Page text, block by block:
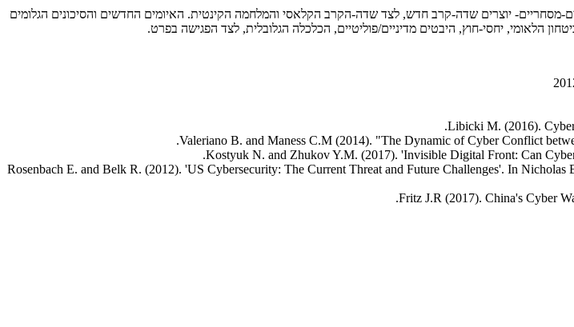
מסחריים- יוצרים שדה-קרב חדש, לצד שדה-הקרב הקלאסי והמלחמה הקינטית. האיומים החדשים והסיכונים הגלומים
הלאומי, יחסי-חוץ, היבטים מדיניים/פוליטיים, הכלכלה הגלובלית, לצד הפגישה בפרט.
Libicki M. (2016).
Valeriano B. and Maness C.M (2014). "The Dynamic of Cyber Conflict
Kostyuk N. and Zhukov Y.M. (2017). 'Invisible Digital Front: Can
Rosenbach E. and Belk R. (2012). 'US Cybersecurity: The Current Threat and Future Challenges'. In
Fritz J.R (2017). China's Cyber